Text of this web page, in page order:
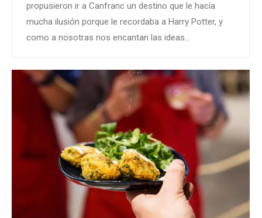
propusieron ir a Canfranc un destino que le hacía
mucha ilusión porque le recordaba a Harry Potter, y
como a nosotras nos encantan las ideas…